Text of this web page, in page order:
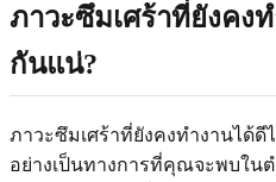
ภาวะซึมเศร้าที่ยังคง
กันแน่?
ภาวะซึมเศร้าที่ยังคงทำงานได้
อย่างเป็นทางการที่คุณจะพบใน